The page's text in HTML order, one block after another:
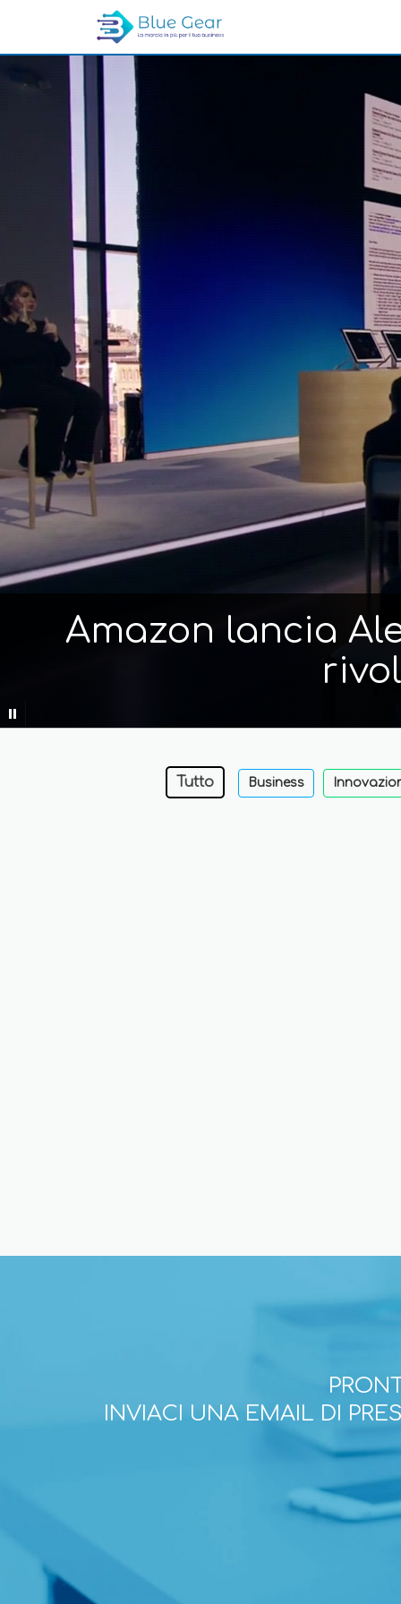
Amazon lancia
Tutto Business
INVIACI UNA EMAIL DI